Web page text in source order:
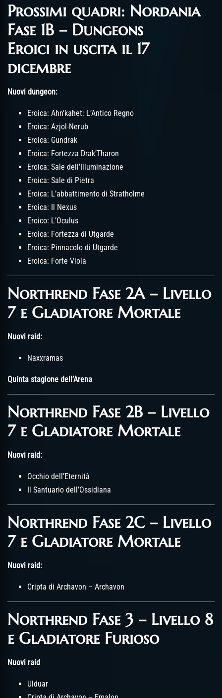
Prossimi quadri: Nordania
Fase 1B – Dungeons
Eroici in uscita il 17
dicembre
Nuovi dungeon:
Eroica: Ahn’kahet: L’Antico Regno
Eroica: Azjol-Nerub
Eroica: Gundrak
Eroica: Fortezza Drak’Tharon
Eroica: Sale dell’Illuminazione
Eroica: Sale di Pietra
Eroica: L’abbattimento di Stratholme
Eroica: Il Nexus
Eroico: L’Oculus
Eroica: Fortezza di Utgarde
Eroica: Pinnacolo di Utgarde
Eroica: Forte Viola
Northrend Fase 2A – Livello
7 e Gladiatore Mortale
Nuovi raid:
Naxxramas
Quinta stagione dell’Arena
Northrend Fase 2B – Livello
7 e Gladiatore Mortale
Nuovi raid:
Occhio dell’Eternità
Il Santuario dell’Ossidiana
Northrend Fase 2C – Livello
7 e Gladiatore Mortale
Nuovi raid:
Cripta di Archavon – Archavon
Northrend Fase 3 – Livello 8
e Gladiatore Furioso
Nuovi raid
Ulduar